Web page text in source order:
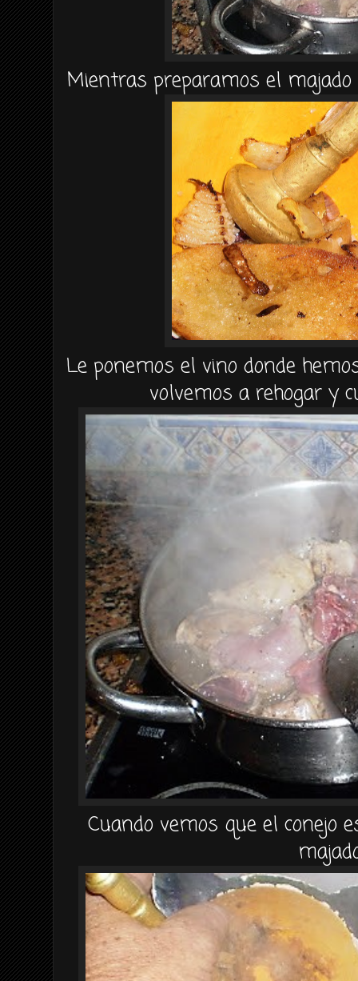
Mientras preparamos el
Le ponemos el vino donde
volvemos a rehogar y
Cuando vemos que el conejo